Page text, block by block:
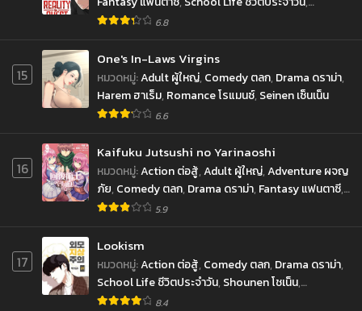
Shounen โชเน็น
6.8
15
One's In-Laws Virgins
หมวดหมู่:Adult ผู้ใหญ่, Comedy ตลก, Drama ดราม่า,
Harem ฮาเร็ม, Romance โรแมนซ์, Seinen เซ็นเน็น
6.6
16
Kaifuku Jutsushi no Yarinaoshi
หมวดหมู่:Action ต่อสู้,Adult ผู้ใหญ่,Adventure ผจญ
ภัย, Comedy ตลก, Drama ดราม่า, Fantasy แฟนตาซี,
Harem ฮาเร็ม,Mature ผู้ใหญ่
5.9
17
Lookism
หมวดหมู่:Action ต่อสู้, Comedy ตลก, Drama ดราม่า,
School Life ชีวิตประจำวัน, Shounen โชเน็น,
Supernatural เหนือธรรมชาติ
8.4